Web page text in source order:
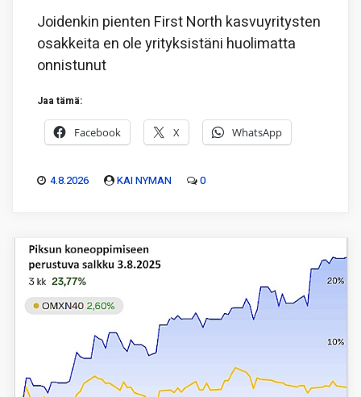
Joidenkin pienten First North kasvuyritysten
osakkeita en ole yrityksistäni huolimatta
onnistunut
Jaa tämä:
Facebook X WhatsApp
4.8.2026 KAI NYMAN 0